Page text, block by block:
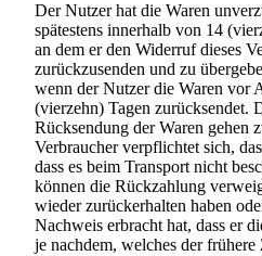
Der Nutzer hat die Waren
spätestens innerhalb von 14
an dem er den Widerruf dieses
zurückzusenden und zu
wenn der Nutzer die Waren vor
(vierzehn) Tagen zurücksendet.
Rücksendung der Waren gehen
Verbraucher verpflichtet sich,
dass es beim Transport nicht
können die Rückzahlung
wieder zurückerhalten haben
Nachweis erbracht hat, dass er
je nachdem, welches der